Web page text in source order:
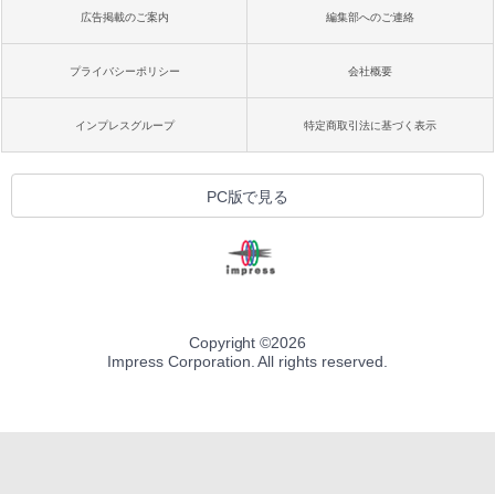
広告掲載のご案内 編集部へのご連絡
プライバシーポリシー 会社概要
インプレスグループ 特定商取引法に基づく表示
PC版で見る
Copyright ©2026
Impress Corporation. All rights reserved.